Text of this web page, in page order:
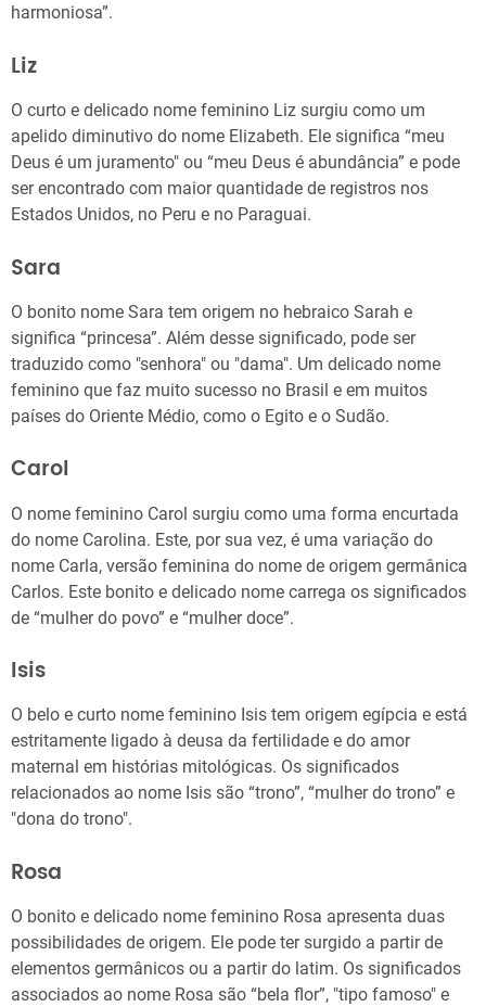
harmoniosa”.
Liz
O curto e delicado nome feminino Liz surgiu como um
apelido diminutivo do nome Elizabeth. Ele significa “meu
Deus é um juramento" ou “meu Deus é abundância” e pode
ser encontrado com maior quantidade de registros nos
Estados Unidos, no Peru e no Paraguai.
Sara
O bonito nome Sara tem origem no hebraico Sarah e
significa “princesa”. Além desse significado, pode ser
traduzido como "senhora" ou "dama". Um delicado nome
feminino que faz muito sucesso no Brasil e em muitos
países do Oriente Médio, como o Egito e o Sudão.
Carol
O nome feminino Carol surgiu como uma forma encurtada
do nome Carolina. Este, por sua vez, é uma variação do
nome Carla, versão feminina do nome de origem germânica
Carlos. Este bonito e delicado nome carrega os significados
de “mulher do povo” e “mulher doce”.
Isis
O belo e curto nome feminino Isis tem origem egípcia e está
estritamente ligado à deusa da fertilidade e do amor
maternal em histórias mitológicas. Os significados
relacionados ao nome Isis são “trono”, “mulher do trono” e
"dona do trono".
Rosa
O bonito e delicado nome feminino Rosa apresenta duas
possibilidades de origem. Ele pode ter surgido a partir de
elementos germânicos ou a partir do latim. Os significados
associados ao nome Rosa são “bela flor”, "tipo famoso" e